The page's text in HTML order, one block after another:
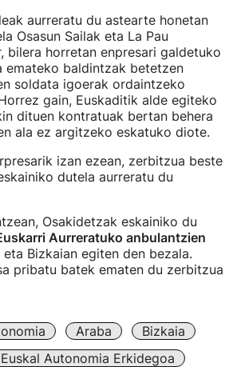
aurreratu du astearte honetan
Osasun Sailak eta La Pau
bilera horretan enpresari galdetuko
emateko baldintzak betetzen
soldata igoerak ordaintzeko
gain, Euskaditik alde egiteko
dituen kontratuak bertan behera
ala ez argitzeko eskatuko diote.
izan ezean, zerbitzua beste
dutela aurreratu du
Osakidetzak eskainiko du
Aurreratuko anbulantzien
eta Bizkaian egiten den bezala.
pribatu batek ematen du zerbitzua
Araba
Bizkaia
Euskal Autonomia Erkidegoa